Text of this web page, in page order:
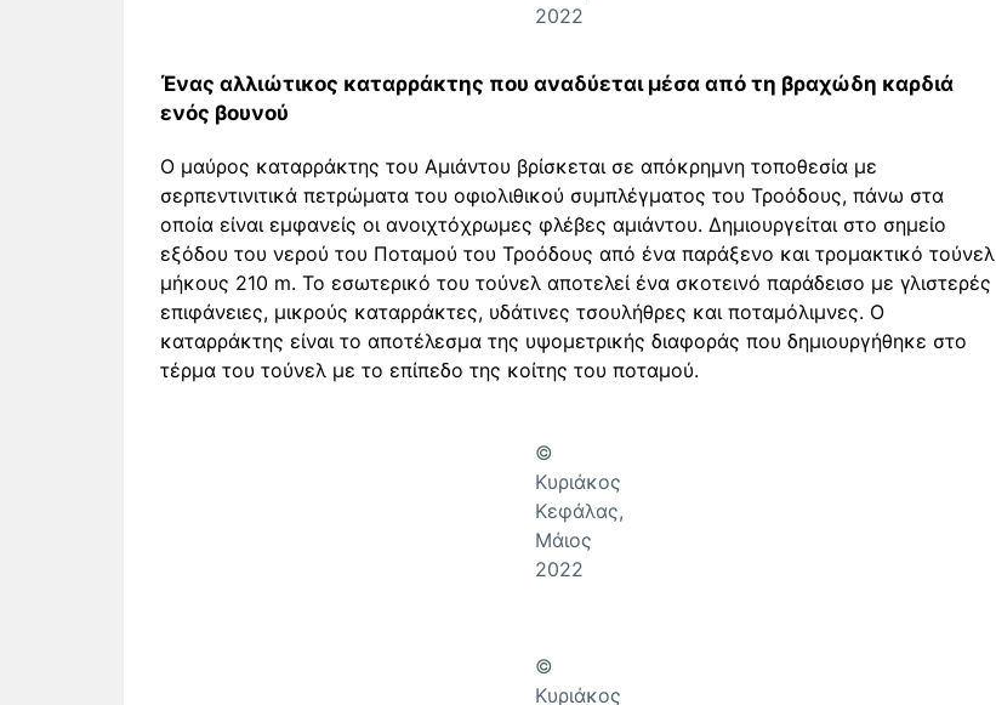
2022
Ένας αλλιώτικος καταρράκτης που αναδύεται μέσα από τη βραχώδη καρδιά
ενός βουνού
Ο μαύρος καταρράκτης του Αμιάντου βρίσκεται σε απόκρημνη τοποθεσία με
σερπεντινιτικά πετρώματα του οφιολιθικού συμπλέγματος του Τροόδους, πάνω στα
οποία είναι εμφανείς οι ανοιχτόχρωμες φλέβες αμιάντου. Δημιουργείται στο σημείο
εξόδου του νερού του Ποταμού του Τροόδους από ένα παράξενο και τρομακτικό τούνελ
μήκους 210 m. Το εσωτερικό του τούνελ αποτελεί ένα σκοτεινό παράδεισο με γλιστερές
επιφάνειες, μικρούς καταρράκτες, υδάτινες τσουλήθρες και ποταμόλιμνες. Ο
καταρράκτης είναι το αποτέλεσμα της υψομετρικής διαφοράς που δημιουργήθηκε στο
τέρμα του τούνελ με το επίπεδο της κοίτης του ποταμού.
©
Κυριάκος
Κεφάλας,
Μάιος
2022
©
Κυριάκος